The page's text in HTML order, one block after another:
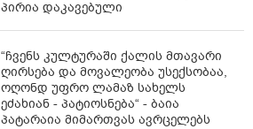
პირია დაკავებული
“ჩვენს კულტურაში ქალის მთავარი
ღირსება და მოვალეობა უსექსობაა,
ოღონდ უფრო ლამაზ სახელს
ეძახიან - პატიოსნება“ - ბაია
პატარაია მიმართვას ავრცელებს